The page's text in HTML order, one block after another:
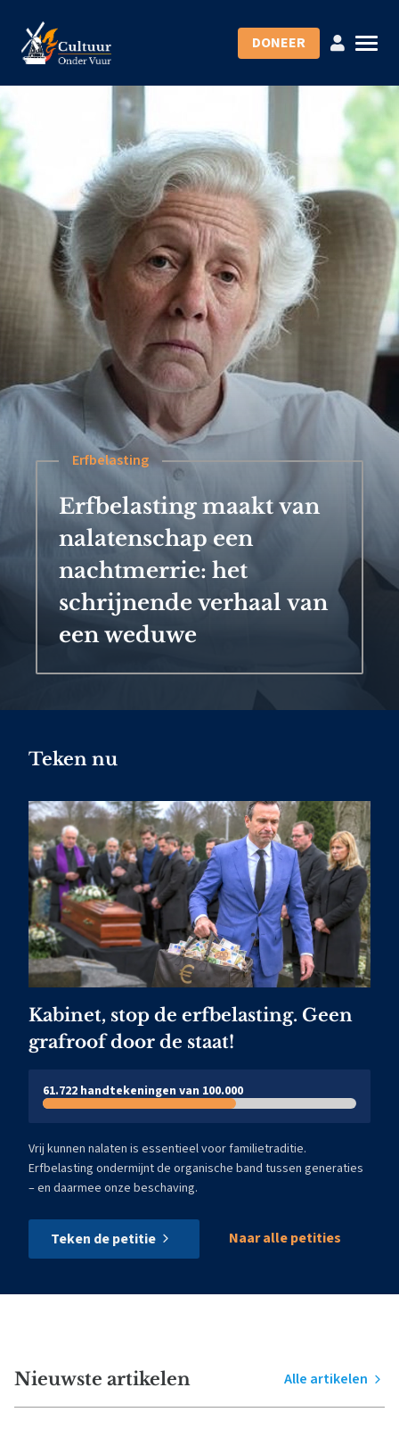
DONEER
Erfbelasting
Erfbelasting maakt van
nalatenschap een
nachtmerrie: het
schrijnende verhaal van
een weduwe
Teken nu
Kabinet, stop de erfbelasting. Geen
grafroof door de staat!
61.722 handtekeningen van 100.000
Vrij kunnen nalaten is essentieel voor familietraditie.
Erfbelasting ondermijnt de organische band tussen generaties
– en daarmee onze beschaving.
Teken de petitie Naar alle petities
Nieuwste artikelen Alle artikelen